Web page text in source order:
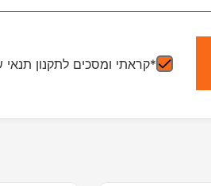
*קראתי ומסכים לתקנון תנאי